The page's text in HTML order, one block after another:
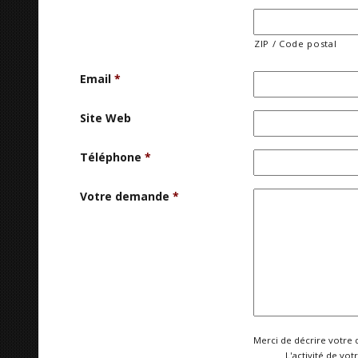
ZIP / Code postal
Email *
Site Web
Téléphone *
Votre demande *
Merci de décrire votre
L'activité de